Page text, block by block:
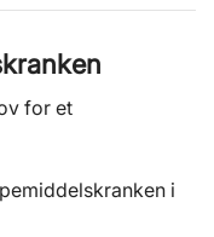
for et
i